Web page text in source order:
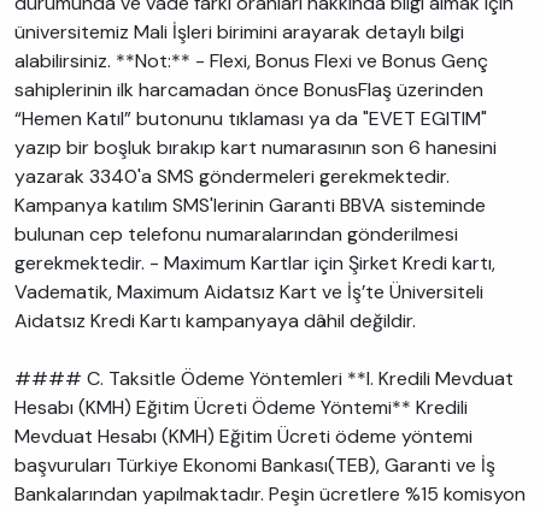
üniversitemiz Mali İşleri birimini arayarak detaylı bilgi
alabilirsiniz. **Not:** - Flexi, Bonus Flexi ve Bonus Genç
sahiplerinin ilk harcamadan önce BonusFlaş üzerinden
“Hemen Katıl” butonunu tıklaması ya da "EVET EGITIM"
yazıp bir boşluk bırakıp kart numarasının son 6 hanesini
yazarak 3340'a SMS göndermeleri gerekmektedir.
Kampanya katılım SMS'lerinin Garanti BBVA sisteminde
bulunan cep telefonu numaralarından gönderilmesi
gerekmektedir. - Maximum Kartlar için Şirket Kredi kartı,
Vadematik, Maximum Aidatsız Kart ve İş’te Üniversiteli
Aidatsız Kredi Kartı kampanyaya dâhil değildir.
#### C. Taksitle Ödeme Yöntemleri **I. Kredili Mevduat
Hesabı (KMH) Eğitim Ücreti Ödeme Yöntemi** Kredili
Mevduat Hesabı (KMH) Eğitim Ücreti ödeme yöntemi
başvuruları Türkiye Ekonomi Bankası(TEB), Garanti ve İş
Bankalarından yapılmaktadır. Peşin ücretlere %15 komisyon